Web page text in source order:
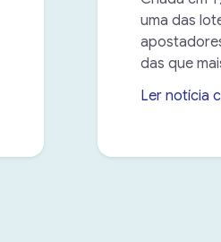
uma das
das que
Ler notícia